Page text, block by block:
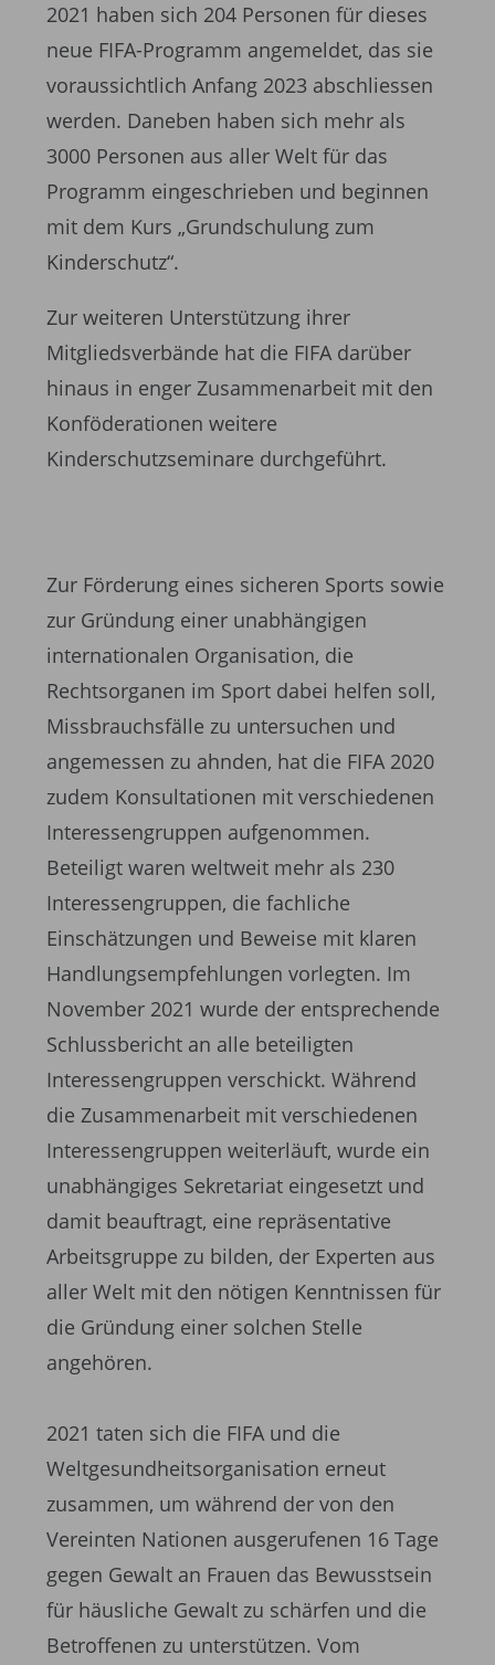
2021 haben sich 204 Personen für dieses
neue FIFA-Programm angemeldet, das sie
voraussichtlich Anfang 2023 abschliessen
werden. Daneben haben sich mehr als
3000 Personen aus aller Welt für das
Programm eingeschrieben und beginnen
mit dem Kurs „Grundschulung zum
Kinderschutz“.
Zur weiteren Unterstützung ihrer
Mitgliedsverbände hat die FIFA darüber
hinaus in enger Zusammenarbeit mit den
Konföderationen weitere
Kinderschutzseminare durchgeführt.
Zur Förderung eines sicheren Sports sowie
zur Gründung einer unabhängigen
internationalen Organisation, die
Rechtsorganen im Sport dabei helfen soll,
Missbrauchsfälle zu untersuchen und
angemessen zu ahnden, hat die FIFA 2020
zudem Konsultationen mit verschiedenen
Interessengruppen aufgenommen.
Beteiligt waren weltweit mehr als 230
Interessengruppen, die fachliche
Einschätzungen und Beweise mit klaren
Handlungsempfehlungen vorlegten. Im
November 2021 wurde der entsprechende
Schlussbericht an alle beteiligten
Interessengruppen verschickt. Während
die Zusammenarbeit mit verschiedenen
Interessengruppen weiterläuft, wurde ein
unabhängiges Sekretariat eingesetzt und
damit beauftragt, eine repräsentative
Arbeitsgruppe zu bilden, der Experten aus
aller Welt mit den nötigen Kenntnissen für
die Gründung einer solchen Stelle
angehören.
2021 taten sich die FIFA und die
Weltgesundheitsorganisation erneut
zusammen, um während der von den
Vereinten Nationen ausgerufenen 16 Tage
gegen Gewalt an Frauen das Bewusstsein
für häusliche Gewalt zu schärfen und die
Betroffenen zu unterstützen. Vom